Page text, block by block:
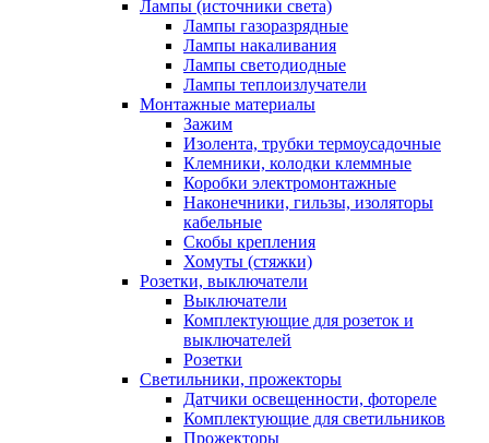
Лампы (источники света)
Лампы газоразрядные
Лампы накаливания
Лампы светодиодные
Лампы теплоизлучатели
Монтажные материалы
Зажим
Изолента, трубки термоусадочные
Клемники, колодки клеммные
Коробки электромонтажные
Наконечники, гильзы, изоляторы
кабельные
Скобы крепления
Хомуты (стяжки)
Розетки, выключатели
Выключатели
Комплектующие для розеток и
выключателей
Розетки
Светильники, прожекторы
Датчики освещенности, фотореле
Комплектующие для светильников
Прожекторы